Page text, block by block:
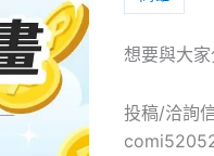
想要與大
投稿/洽詢